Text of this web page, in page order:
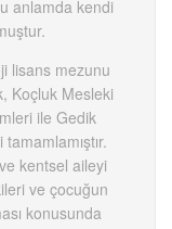
anlamda kendi
lisans mezunu
Koçluk Mesleki
ile Gedik
kentsel aileyi
ve çocuğun
konusunda